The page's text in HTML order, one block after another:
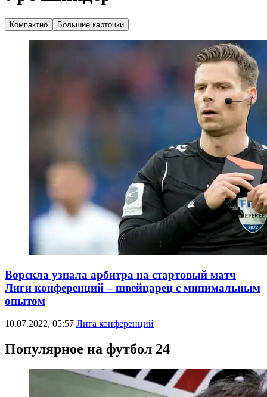
Компактно Большие карточки
Ворскла узнала арбитра на стартовый матч
Лиги конференций – швейцарец с минимальным
опытом
10.07.2022, 05:57 Лига конференций
Популярное на футбол 24